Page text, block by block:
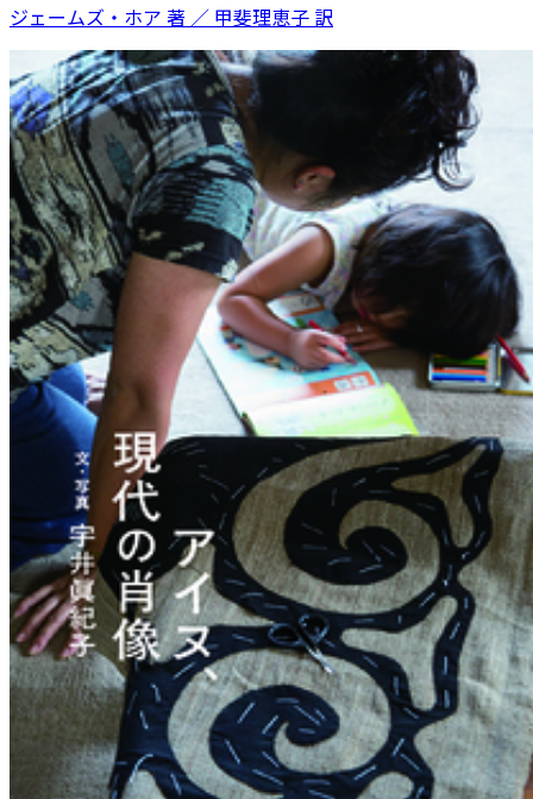
ジェームズ・ホア 著 ／ 甲斐理恵子 訳